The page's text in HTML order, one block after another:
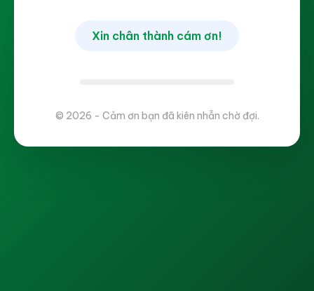
Xin chân thành cám ơn!
© 2026 - Cảm ơn bạn đã kiên nhẫn chờ đợi.